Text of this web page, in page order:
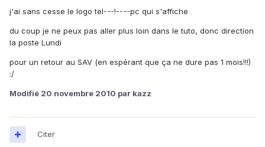
j'ai sans cesse le logo tel---!----pc qui s'affiche
du coup je ne peux pas aller plus loin dans le tuto, donc direction
la poste Lundi
pour un retour au SAV (en espérant que ça ne dure pas 1 mois!!!)
:/
Modifié 20 novembre 2010 par kazz
Citer